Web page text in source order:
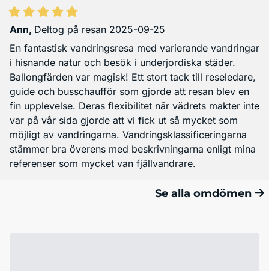
Ann, Deltog på resan 2025-09-25
En fantastisk vandringsresa med varierande vandringar
i hisnande natur och besök i underjordiska städer.
Ballongfärden var magisk! Ett stort tack till reseledare,
guide och busschaufför som gjorde att resan blev en
fin upplevelse. Deras flexibilitet när vädrets makter inte
var på vår sida gjorde att vi fick ut så mycket som
möjligt av vandringarna. Vandringsklassificeringarna
stämmer bra överens med beskrivningarna enligt mina
referenser som mycket van fjällvandrare.
Se alla omdömen